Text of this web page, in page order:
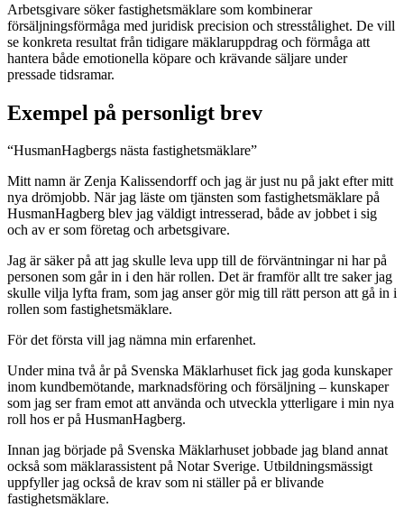
Arbetsgivare söker fastighetsmäklare som kombinerar
försäljningsförmåga med juridisk precision och stresstålighet. De vill
se konkreta resultat från tidigare mäklaruppdrag och förmåga att
hantera både emotionella köpare och krävande säljare under
pressade tidsramar.
Exempel på personligt brev
“HusmanHagbergs nästa fastighetsmäklare”
Mitt namn är Zenja Kalissendorff och jag är just nu på jakt efter mitt
nya drömjobb. När jag läste om tjänsten som fastighetsmäklare på
HusmanHagberg blev jag väldigt intresserad, både av jobbet i sig
och av er som företag och arbetsgivare.
Jag är säker på att jag skulle leva upp till de förväntningar ni har på
personen som går in i den här rollen. Det är framför allt tre saker jag
skulle vilja lyfta fram, som jag anser gör mig till rätt person att gå in i
rollen som fastighetsmäklare.
För det första vill jag nämna min erfarenhet.
Under mina två år på Svenska Mäklarhuset fick jag goda kunskaper
inom kundbemötande, marknadsföring och försäljning – kunskaper
som jag ser fram emot att använda och utveckla ytterligare i min nya
roll hos er på HusmanHagberg.
Innan jag började på Svenska Mäklarhuset jobbade jag bland annat
också som mäklarassistent på Notar Sverige. Utbildningsmässigt
uppfyller jag också de krav som ni ställer på er blivande
fastighetsmäklare.